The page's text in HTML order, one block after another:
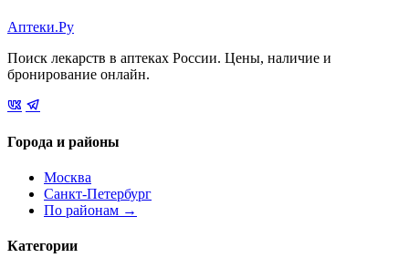
Аптеки.Ру
Поиск лекарств в аптеках России. Цены, наличие и
бронирование онлайн.
Города и районы
Москва
Санкт-Петербург
По районам →
Категории